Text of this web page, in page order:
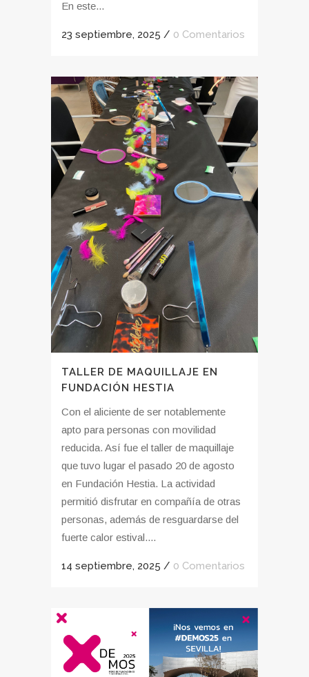
En este...
23 septiembre, 2025 / 0 Comentarios
TALLER DE MAQUILLAJE EN
FUNDACIÓN HESTIA
Con el aliciente de ser notablemente
apto para personas con movilidad
reducida. Así fue el taller de maquillaje
que tuvo lugar el pasado 20 de agosto
en Fundación Hestia. La actividad
permitió disfrutar en compañía de otras
personas, además de resguardarse del
fuerte calor estival....
14 septiembre, 2025 / 0 Comentarios